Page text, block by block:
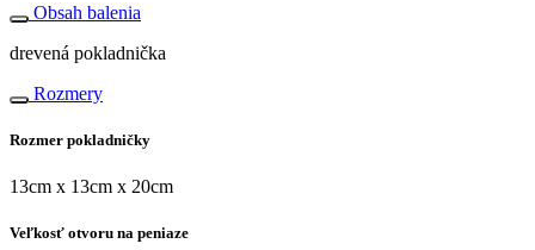
Obsah balenia
drevená pokladnička
Rozmery
Rozmer pokladničky
13cm x 13cm x 20cm
Veľkosť otvoru na peniaze